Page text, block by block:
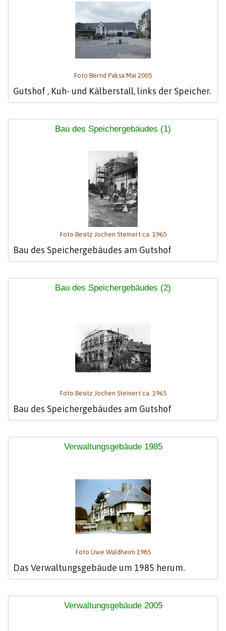
Foto Bernd Paksa Mai 2005
Gutshof , Kuh- und Kälberstall, links der Speicher.
Bau des Speichergebäudes (1)
Foto Besitz Jochen Steinert ca. 1965
Bau des Speichergebäudes am Gutshof
Bau des Speichergebäudes (2)
Foto Besitz Jochen Steinert ca. 1965
Bau des Speichergebäudes am Gutshof
Verwaltungsgebäude 1985
Foto Uwe Waldheim 1985
Das Verwaltungsgebäude um 1985 herum.
Verwaltungsgebäude 2005